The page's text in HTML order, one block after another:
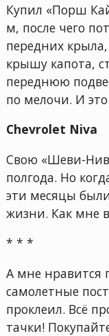
Купил «Порш
м, после чего
передних
крышу капота,
переднюю
по мелочи. И
Chevrolet Niva
Свою «Шеви-
полгода. Но
эти месяцы
жизни. Как мне
* * *
А мне нравится
самолетные
проклеил. Всё
тачки!